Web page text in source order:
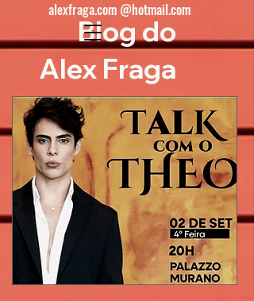
Blog do
Alex Fraga
alexfraga.com @hotmail.com